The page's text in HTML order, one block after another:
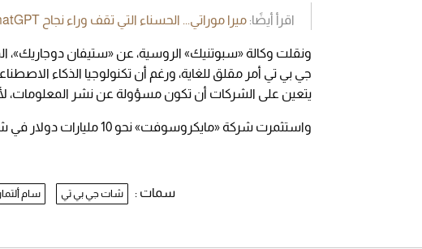
اقرأ أيضًا: ميرا موراتي... الحسناء التي تقف وراء نجاح ChatGPT
ونقلت وكالة «سبوتنيك» الروسية، عن «ستيفان دوجاريك»،
جي بي تي أمر مقلق للغاية، ورغم أن تكنولوجيا الذكاء
يتعين على الشركات أن تكون مسؤولة عن نشر المعلومات،
واستثمرت شركة «مايكروسوفت» نحو 10 مليارات دولار في شركة «OpenAI» المطورة للتطبيق.
سمات : شات جي بي تي سام